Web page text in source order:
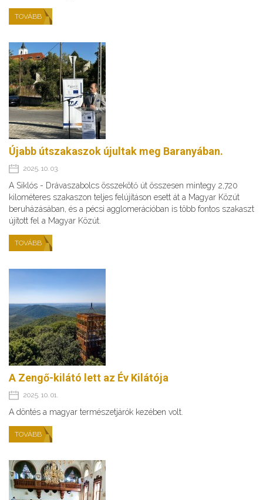
TOVÁBB
Újabb útszakaszok újultak meg Baranyában.
2025. 10. 03.
A Siklós - Drávaszabolcs összekötő út összesen mintegy 2,720
kilométeres szakaszon teljes felújításon esett át a Magyar Közút
beruházásában, és a pécsi agglomerációban is több fontos szakaszt
újított fel a Magyar Közút.
TOVÁBB
A Zengő-kilátó lett az Év Kilátója
2025. 10. 01.
A döntés a magyar természetjárók kezében volt.
TOVÁBB